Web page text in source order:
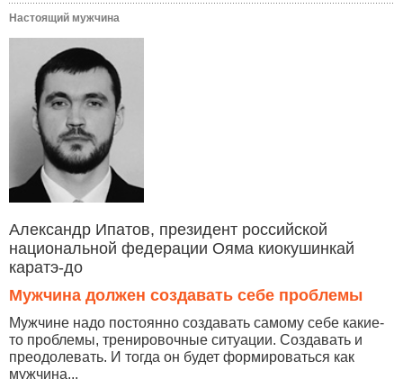
Настоящий мужчина
Александр Ипатов, президент российской
национальной федерации Ояма киокушинкай
каратэ-до
Мужчина должен создавать себе проблемы
Мужчине надо постоянно создавать самому себе какие-
то проблемы, тренировочные ситуации. Создавать и
преодолевать. И тогда он будет формироваться как
мужчина...